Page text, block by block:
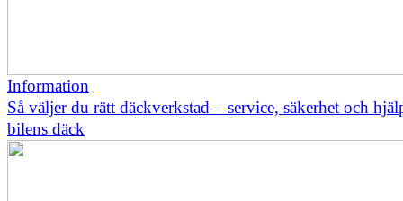
Information
Så väljer du rätt däckverkstad – service, säkerhet och
bilens däck